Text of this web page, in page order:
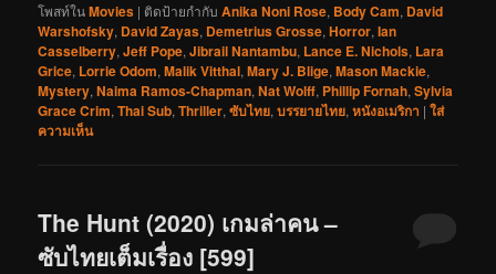
โพสท์ในMovies | ติดป้ายกำกับ Anika Noni Rose, Body Cam, David
Warshofsky, David Zayas, Demetrius Grosse,Horror,Ian
Casselberry,Jeff Pope,Jibrail Nantambu, Lance E. Nichols, Lara
Grice, Lorrie Odom,Malik Vitthal,Mary J. Blige,Mason Mackie,
Mystery,Naima Ramos-Chapman,Nat Wolff, Phillip Fornah,Sylvia
Grace Crim,Thai Sub,Thriller,ซับไทย,บรรยายไทย,หนังอเมริกา |ใส่
ความเห็น
The Hunt (2020) เกมล่าคน –
ซับไทยเต็มเรื่อง [599]